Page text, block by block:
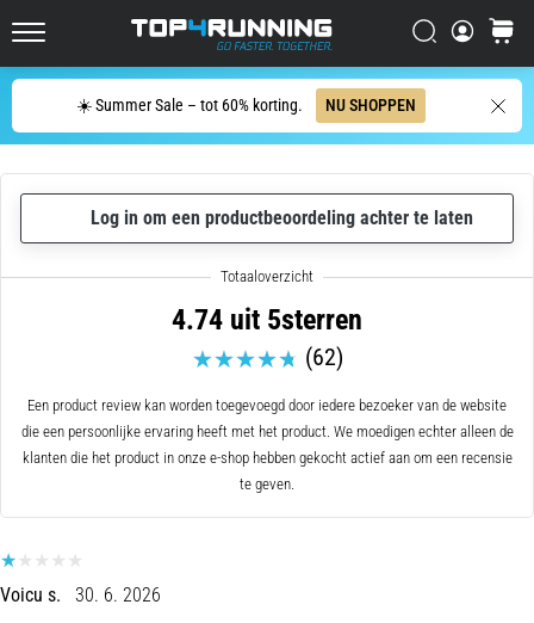
☀️ Summer Sale – tot 60% korting. NU SHOPPEN
Zoeken op
Zoeken
zin
samenvatten:
pijn,
maar
het
het
waard!
…
Shuttlerun
en
Log in om een productbeoordeling achter te laten
4.74 uit 5sterren
(62)
Een product review kan worden toegevoegd door iedere bezoeker van de website
die een persoonlijke ervaring heeft met het product. We moedigen echter alleen de
klanten die het product in onze e-shop hebben gekocht actief aan om een recensie
te geven.
Voicu s. 30. 6. 2026